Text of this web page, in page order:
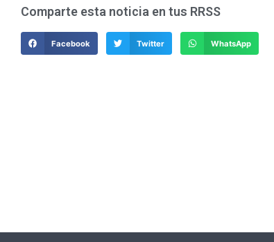
Comparte esta noticia en tus RRSS
Facebook Twitter WhatsApp